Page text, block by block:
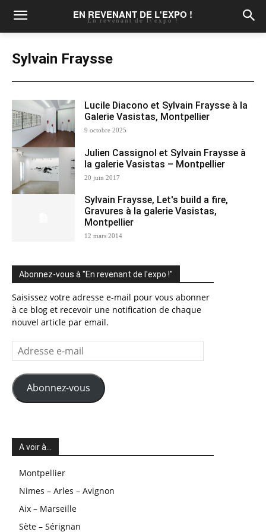
EN REVENANT DE L'EXPO !
En revenant de l\'expo !
Sylvain Fraysse
Lucile Diacono et Sylvain Fraysse à la
Galerie Vasistas, Montpellier
9 octobre 2025
Julien Cassignol et Sylvain Fraysse à
la galerie Vasistas – Montpellier
20 juin 2017
Sylvain Fraysse, Let's build a fire,
Gravures à la galerie Vasistas,
Montpellier
12 mars 2014
Abonnez-vous à "En revenant de l'expo !"
Saisissez votre adresse e-mail pour vous abonner
à ce blog et recevoir une notification de chaque
nouvel article par email.
Adresse
e-
mail
Abonnez-vous
A voir à…
Montpellier
Nimes – Arles – Avignon
Aix – Marseille
Sète – Sérignan